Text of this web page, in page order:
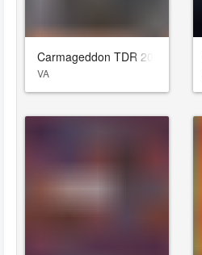
Carmageddon TDR 2000
VA